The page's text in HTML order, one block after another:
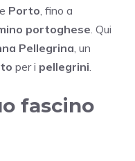
e Porto, fino a
portoghese. Qui
Pellegrina, un
per i pellegrini.
fascino